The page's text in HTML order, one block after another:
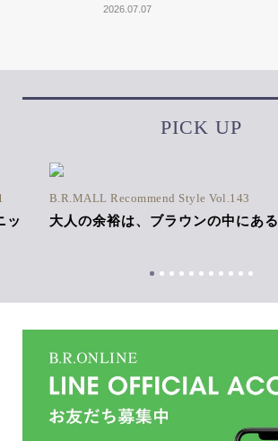
2026.07.07
PICK UP
ッ
B.R.MALL Recommend Style Vol.143
大人の余裕は、ブラウンの中にある